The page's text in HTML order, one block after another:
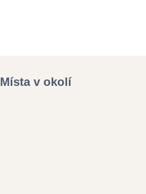
Místa v okolí